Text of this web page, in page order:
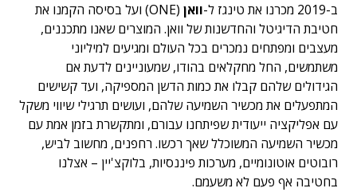
ב-2019 מכרנו את טינגז ל-
וואן
(ONE) ועל בסיסה הקמנו את
חטיבת הדיגיטל והחדשנות של וואן. המוצרים שאנו מתכננים,
מעצבים ומפתחים נמכרים בכל העולם ומגיעים למיליוני
משתמשים, החל מחקלאים בהודו, שמעוניינים לדעת אם
הגידולים שלהם קבלו את כמות הדשן המספיקה, ועד קשישים
המתפעלים את מכשיר השמיעה שלהם, ועושים תרגילי שיווי משקל
עם אפליקציה ייעודית שפיתחנו עבורם, ומתקשרת בזמן אמת עם
מכשיר השמיעה המשוכלל שאך רכשו. רחפנים, מחשוב לביש,
רובוטים אוטונומיים, מערכות פיננסיות, בלוקצ'יין – אצלנו
בחטיבה אף פעם לא משעמם.